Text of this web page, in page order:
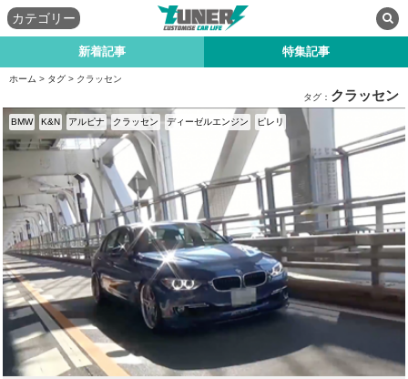
カテゴリー
新着記事 特集記事
ホーム > タグ > クラッセン
タグ： クラッセン
BMW K&N アルピナ クラッセン ディーゼルエンジン ピレリ